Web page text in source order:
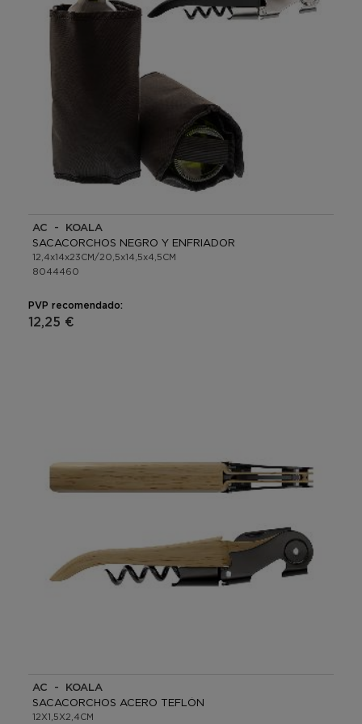
AC - KOALA
SACACORCHOS NEGRO Y ENFRIADOR
12,4x14x23CM/20,5x14,5x4,5CM
8044460
PVP recomendado:
12,25 €
AC - KOALA
SACACORCHOS ACERO TEFLÓN
12X1,5X2,4CM